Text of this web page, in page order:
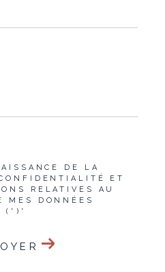
DE LA
ET
RELATIVES AU
MES DONNÉES
(*)*